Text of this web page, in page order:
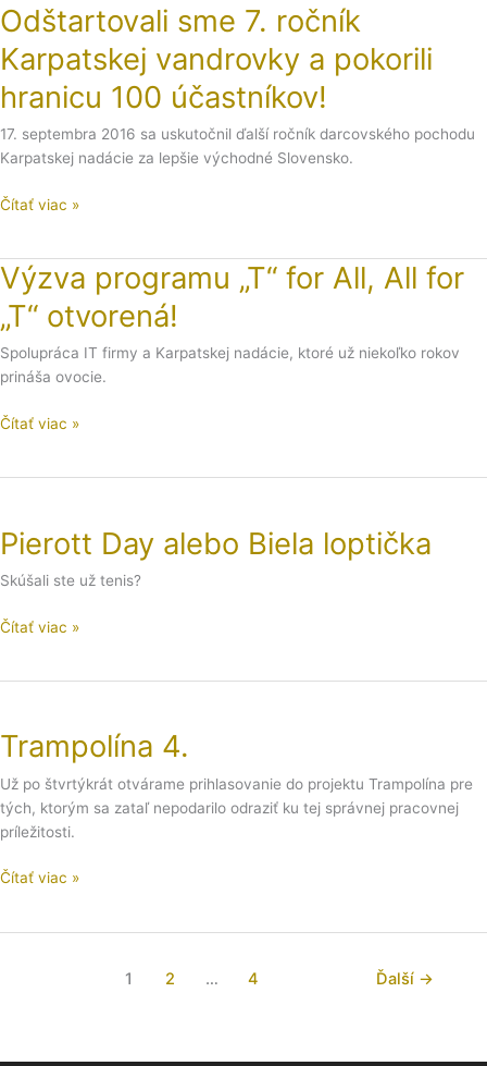
Odštartovali sme 7. ročník
Karpatskej vandrovky a pokorili
hranicu 100 účastníkov!
17. septembra 2016 sa uskutočnil ďalší ročník darcovského pochodu
Karpatskej nadácie za lepšie východné Slovensko.
7.
ročník
Karpatskej
vandrovky
a
pokorili
hranicu
účastníkov!
Čítať viac »
Výzva programu „T“ for All, All for
„T“ otvorená!
Spolupráca IT firmy a Karpatskej nadácie, ktoré už niekoľko rokov
prináša ovocie.
Výzva
programu
All,
All
for
Čítať viac »
Pierott Day alebo Biela loptička
Skúšali ste už tenis?
alebo
loptička
Čítať viac »
Trampolína 4.
Už po štvrtýkrát otvárame prihlasovanie do projektu Trampolína pre
tých, ktorým sa zataľ nepodarilo odraziť ku tej správnej pracovnej
príležitosti.
Čítať viac »
1 2 … 4 Ďalší →